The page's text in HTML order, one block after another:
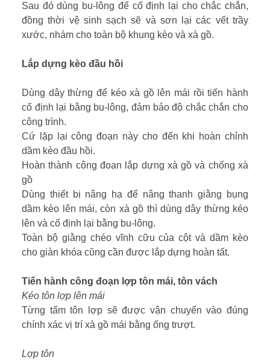
Sau đó dùng bu-lông để cố định lại cho chắc chắn,
đồng thời vệ sinh sạch sẽ và sơn lại các vết trầy
xước, nhám cho toàn bộ khung kèo và xà gồ.
Lắp dựng kèo đầu hồi
Dùng dây thừng để kéo xà gồ lên mái rồi tiến hành
cố định lại bằng bu-lông, đảm bảo độ chắc chắn cho
công trình.
Cứ lặp lại công đoạn này cho đến khi hoàn chỉnh
dầm kèo đầu hồi.
Hoàn thành công đoạn lắp dựng xà gồ và chống xà
gồ
Dùng thiết bị nâng hạ để nâng thanh giằng bụng
dầm kèo lên mái, còn xà gồ thì dùng dây thừng kéo
lên và cố định lại bằng bu-lông.
Toàn bộ giằng chéo vĩnh cữu của cột và dầm kèo
cho giàn khóa cũng cần được lắp dựng hoàn tất.
Tiến hành công đoạn lợp tôn mái, tôn vách
Kéo tôn lợp lên mái
Từng tấm tôn lợp sẽ được vận chuyển vào đúng
chính xác vị trí xà gồ mái bằng ống trượt.
Lợp tôn